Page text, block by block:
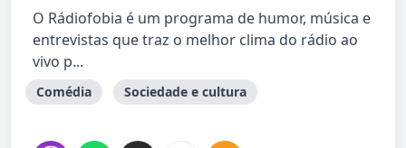
O Rádiofobia é um programa de humor, música e
entrevistas que traz o melhor clima do rádio ao
vivo p...
Comédia Sociedade e cultura